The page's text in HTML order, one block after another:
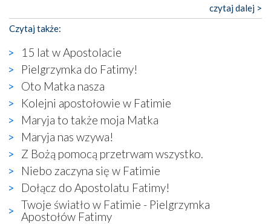
katolickiego kultu. Tylko co wspólnego z żywą,
autentyczną wiarą mogą mieć płaskie, szare bunkry albo
kaplice, w których Tabernakulum przypomina bardziej
skrzynkę na narzędzia? Albo co powiedzieć o ustawionym
tuż przy nowej bazylice wielkim krzyżu, na którym
zamiast Chrystusa umieszczono dziwaczną postać jakby
wyjętą ze starożytnych hieroglifów? W kulturowym
kontekście naszych czasów to raczej karykatura niż godny
wizerunek Zbawiciela…
Zatem nawet w bezpośrednim otoczeniu sanktuarium
naocznie przekonaliśmy się, że wewnątrz Kościoła toczy
się ogromna walka o kształt katolicyzmu i o serca
wierzących. Do czego to zmaganie może prowadzić,
widzieliśmy w urokliwym, niewielkim mieście Obidos,
gdzie w miejscu dawnego kościoła działa dzisiaj…
księgarnia.
czytaj dalej >
Czytaj także:
15 lat w Apostolacie
Pielgrzymka do Fatimy!
Oto Matka nasza
Kolejni apostołowie w Fatimie
Maryja to także moja Matka
Maryja nas wzywa!
Z Bożą pomocą przetrwam wszystko.
Niebo zaczyna się w Fatimie
Dołącz do Apostolatu Fatimy!
Twoje światło w Fatimie - Pielgrzymka
Apostołów Fatimy